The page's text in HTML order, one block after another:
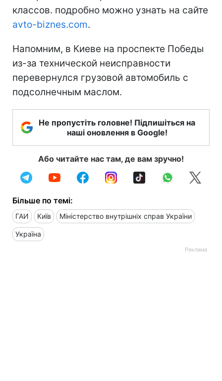
классов. подробно можно узнать на сайте
avto-biznes.com.
Напомним, в Киеве на проспекте Победы
из-за технической неисправности
перевернулся грузовой автомобиль с
подсолнечным маслом.
Не пропустіть головне! Підпишіться на
наші оновлення в Google!
Або читайте нас там, де вам зручно!
Більше по темі:
ГАИ Київ Міністерство внутрішніх справ України
Україна